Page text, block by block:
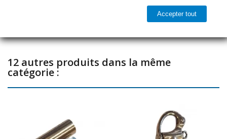
12 autres produits dans la même
catégorie :
Accepter tout